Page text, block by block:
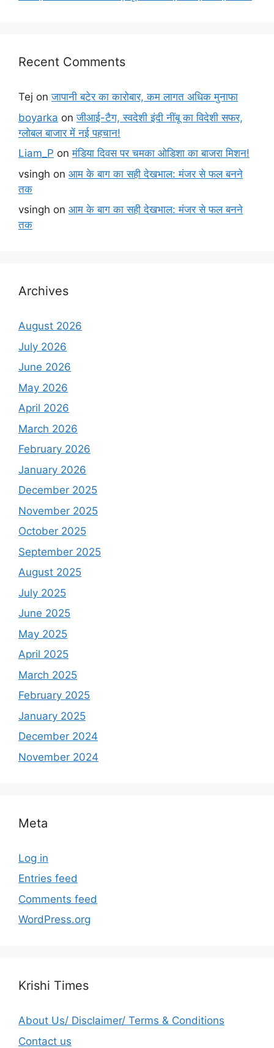
Recent Comments
Tej onजापानी बटेर का कारोबार, कम लागत अधिक मुनाफा
boyarka onजीआई-टैग, स्वदेशी इंदी नींबू का विदेशी सफर,
ग्लोबल बाजार में नई पहचान!
Liam_P onमंडिया दिवस पर चमका ओडिशा का बाजरा मिशन!
vsingh on आम के बाग का सही देखभाल: मंजर से फल बनने
तक
vsingh on आम के बाग का सही देखभाल: मंजर से फल बनने
तक
Archives
August 2026
July 2026
June 2026
May 2026
April 2026
March 2026
February 2026
January 2026
December 2025
November 2025
October 2025
September 2025
August 2025
July 2025
June 2025
May 2025
April 2025
March 2025
February 2025
January 2025
December 2024
November 2024
Meta
Log in
Entries feed
Comments feed
WordPress.org
Krishi Times
About Us/ Disclaimer/ Terms & Conditions
Contact us